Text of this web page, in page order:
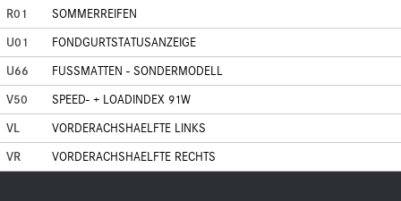
R01
SOMMERREIFEN
U01
FONDGURTSTATUSANZEIGE
U66
FUSSMATTEN - SONDERMODELL
V50
SPEED- + LOADINDEX 91W
VL
VORDERACHSHAELFTE LINKS
VR
VORDERACHSHAELFTE RECHTS